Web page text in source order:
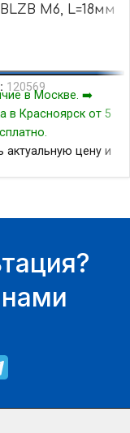
M6, L=18мм
120569
в Москве. ➡️
в Красноярск от 5
актуальную цену и